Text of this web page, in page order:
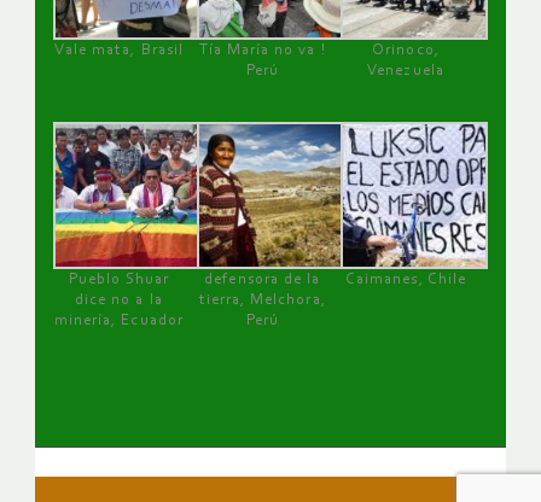
Vale mata, Brasil
Tía María no va !
Perú
Orinoco,
Venezuela
Pueblo Shuar
dice no a la
minería, Ecuador
defensora de la
tierra, Melchora,
Perú
Caimanes, Chile